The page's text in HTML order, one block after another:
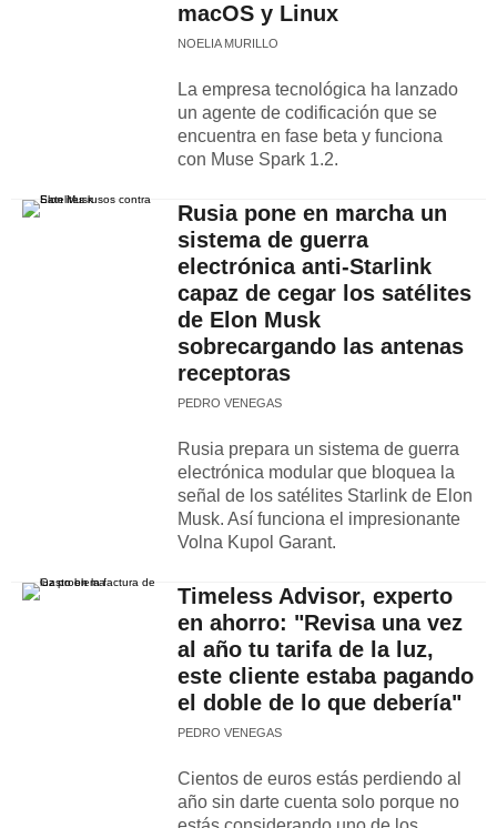
macOS y Linux
NOELIA MURILLO
La empresa tecnológica ha lanzado
un agente de codificación que se
encuentra en fase beta y funciona
con Muse Spark 1.2.
Rusia pone en marcha un
sistema de guerra
electrónica anti-Starlink
capaz de cegar los satélites
de Elon Musk
sobrecargando las antenas
receptoras
PEDRO VENEGAS
Rusia prepara un sistema de guerra
electrónica modular que bloquea la
señal de los satélites Starlink de Elon
Musk. Así funciona el impresionante
Volna Kupol Garant.
Timeless Advisor, experto
en ahorro: "Revisa una vez
al año tu tarifa de la luz,
este cliente estaba pagando
el doble de lo que debería"
PEDRO VENEGAS
Cientos de euros estás perdiendo al
año sin darte cuenta solo porque no